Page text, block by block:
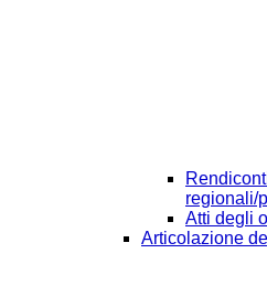
regionali/
Atti degli
Articolazione